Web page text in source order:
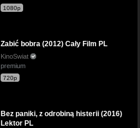
1080p
Zabić bobra (2012) Cały Film PL
KinoSwiat
premium
720p
Bez paniki, z odrobiną histerii (2016)
Lektor PL